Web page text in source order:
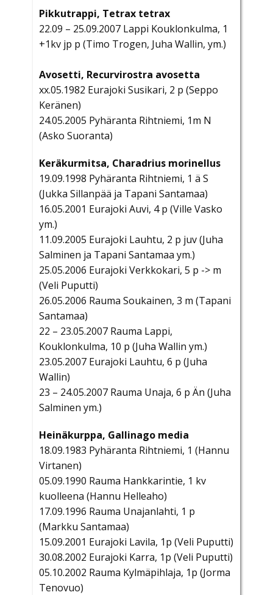
Pikkutrappi, Tetrax tetrax
22.09 – 25.09.2007 Lappi Kouklonkulma, 1
+1kv jp p (Timo Trogen, Juha Wallin, ym.)
Avosetti, Recurvirostra avosetta
xx.05.1982 Eurajoki Susikari, 2 p (Seppo
Keränen)
24.05.2005 Pyhäranta Rihtniemi, 1m N
(Asko Suoranta)
Keräkurmitsa, Charadrius morinellus
19.09.1998 Pyhäranta Rihtniemi, 1 ä S
(Jukka Sillanpää ja Tapani Santamaa)
16.05.2001 Eurajoki Auvi, 4 p (Ville Vasko
ym.)
11.09.2005 Eurajoki Lauhtu, 2 p juv (Juha
Salminen ja Tapani Santamaa ym.)
25.05.2006 Eurajoki Verkkokari, 5 p -> m
(Veli Puputti)
26.05.2006 Rauma Soukainen, 3 m (Tapani
Santamaa)
22 – 23.05.2007 Rauma Lappi,
Kouklonkulma, 10 p (Juha Wallin ym.)
23.05.2007 Eurajoki Lauhtu, 6 p (Juha
Wallin)
23 – 24.05.2007 Rauma Unaja, 6 p Än (Juha
Salminen ym.)
Heinäkurppa, Gallinago media
18.09.1983 Pyhäranta Rihtniemi, 1 (Hannu
Virtanen)
05.09.1990 Rauma Hankkarintie, 1 kv
kuolleena (Hannu Helleaho)
17.09.1996 Rauma Unajanlahti, 1 p
(Markku Santamaa)
15.09.2001 Eurajoki Lavila, 1p (Veli Puputti)
30.08.2002 Eurajoki Karra, 1p (Veli Puputti)
05.10.2002 Rauma Kylmäpihlaja, 1p (Jorma
Tenovuo)